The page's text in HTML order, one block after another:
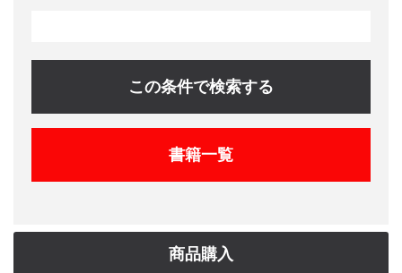
この条件で検索する
書籍一覧
商品購入